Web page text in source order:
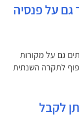
על פנסיה
גם על מקורות
לתקרה השנתית
לקבל